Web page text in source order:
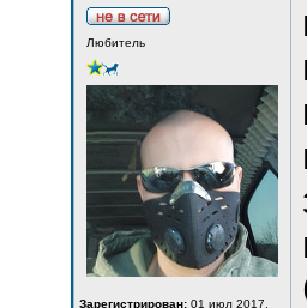
Любитель
Зарегистрирован: 01 июл 2017,